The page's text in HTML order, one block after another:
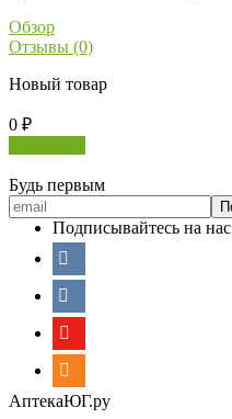
Обзор
Отзывы (0)
Новый товар
0 ₽
Будь первым
Подписывайтесь на нас
АптекаЮГ.ру